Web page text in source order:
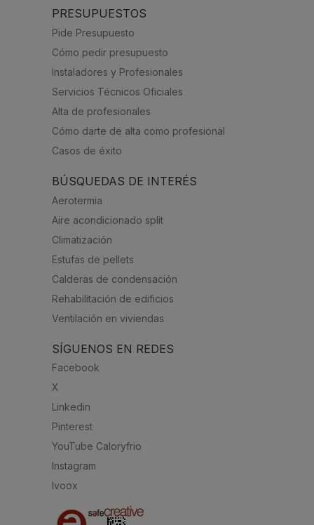
PRESUPUESTOS
Pide Presupuesto
Cómo pedir presupuesto
Instaladores y Profesionales
Servicios Técnicos Oficiales
Alta de profesionales
Cómo darte de alta como profesional
Casos de éxito
BÚSQUEDAS DE INTERÉS
Aerotermia
Aire acondicionado split
Climatización
Estufas de pellets
Calderas de condensación
Rehabilitación de edificios
Ventilación en viviendas
SÍGUENOS EN REDES
Facebook
X
Linkedin
Pinterest
YouTube Caloryfrio
Instagram
Ivoox